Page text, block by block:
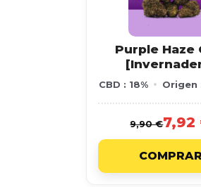
Purple Haze
CBD : 18% Origen
9,90 €7,92
COMPRAR